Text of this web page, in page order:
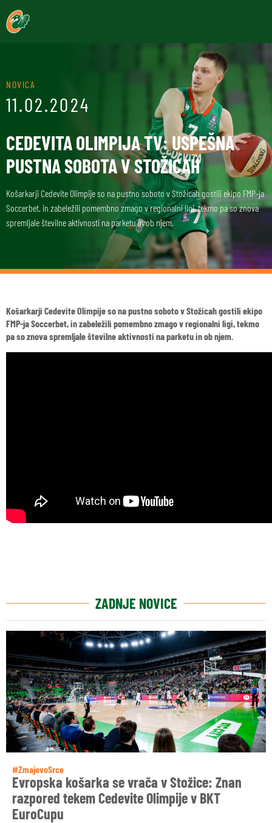
NOVICA
11.02.2024
CEDEVITA OLIMPIJA TV: USPEŠNA
PUSTNA SOBOTA V STOŽICAH
Košarkarji Cedevite Olimpije so na pustno soboto v Stožicah gostili ekipo FMP-ja
Soccerbet, in zabeležili pomembno zmago v regionalni ligi, tekmo pa so znova
spremljale številne aktivnosti na parketu in ob njem.
Košarkarji Cedevite Olimpije so na pustno soboto v Stožicah gostili ekipo
FMP-ja Soccerbet, in zabeležili pomembno zmago v regionalni ligi, tekmo
pa so znova spremljale številne aktivnosti na parketu in ob njem.
ZADNJE NOVICE
#ZmajevoSrce
Evropska košarka se vrača v Stožice: Znan
razpored tekem Cedevite Olimpije v BKT
EuroCupu